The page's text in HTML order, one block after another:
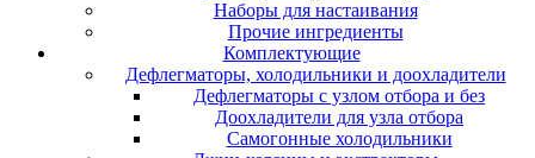
Наборы для настаивания
Прочие ингредиенты
Комплектующие
Дефлегматоры, холодильники и доохладители
Дефлегматоры с узлом отбора и без
Доохладители для узла отбора
Самогонные холодильники